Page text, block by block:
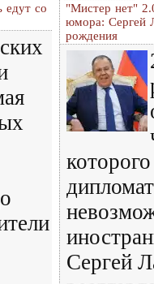
едут со
"Мистер нет"
юмора: Сергей
рождения
Сергей